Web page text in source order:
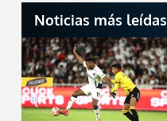
Noticias más leídas